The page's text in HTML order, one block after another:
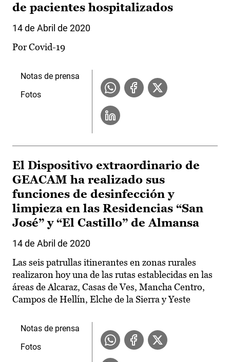
de pacientes hospitalizados
14 de Abril de 2020
Por Covid-19
Notas de prensa
Fotos
El Dispositivo extraordinario de
GEACAM ha realizado sus
funciones de desinfección y
limpieza en las Residencias “San
José” y “El Castillo” de Almansa
14 de Abril de 2020
Las seis patrullas itinerantes en zonas rurales
realizaron hoy una de las rutas establecidas en las
áreas de Alcaraz, Casas de Ves, Mancha Centro,
Campos de Hellín, Elche de la Sierra y Yeste
Notas de prensa
Fotos